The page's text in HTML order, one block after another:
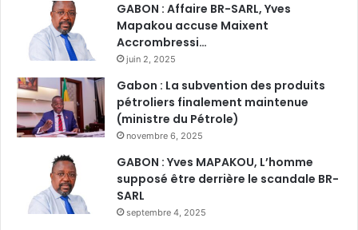
GABON : Affaire BR-SARL, Yves
Mapakou accuse Maixent
Accrombressi…
juin 2, 2025
Gabon : La subvention des produits
pétroliers finalement maintenue
(ministre du Pétrole)
novembre 6, 2025
GABON : Yves MAPAKOU, L’homme
supposé être derrière le scandale BR-
SARL
septembre 4, 2025